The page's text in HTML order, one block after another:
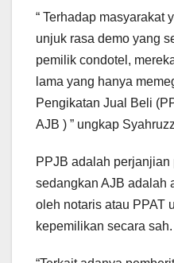
“ Terhadap masyarakat
unjuk rasa demo yang
pemilik condotel,
lama yang hanya
Pengikatan Jual Beli
AJB ) ” ungkap
PPJB adalah perjanjian
sedangkan AJB adalah
oleh notaris atau PPAT
kepemilikan secara sah.